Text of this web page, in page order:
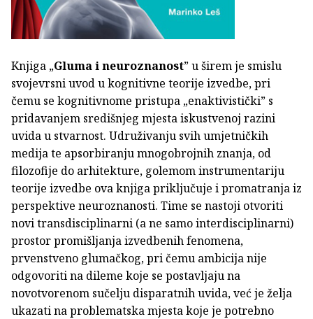
Knjiga „Gluma i neuroznanost” u širem je smislu
svojevrsni uvod u kognitivne teorije izvedbe, pri
čemu se kognitivnome pristupa „enaktivistički” s
pridavanjem središnjeg mjesta iskustvenoj razini
uvida u stvarnost. Udruživanju svih umjetničkih
medija te apsorbiranju mnogobrojnih znanja, od
filozofije do arhitekture, golemom instrumentariju
teorije izvedbe ova knjiga priključuje i promatranja iz
perspektive neuroznanosti. Time se nastoji otvoriti
novi transdisciplinarni (a ne samo interdisciplinarni)
prostor promišljanja izvedbenih fenomena,
prvenstveno glumačkog, pri čemu ambicija nije
odgovoriti na dileme koje se postavljaju na
novotvorenom sučelju disparatnih uvida, već je želja
ukazati na problematska mjesta koje je potrebno